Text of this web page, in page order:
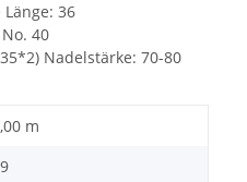
36
40
Nadelstärke: 70-80
m